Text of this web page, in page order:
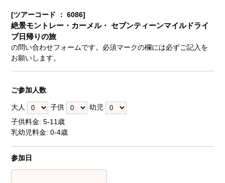
[ツアーコード ： 6086]
絶景モントレー・カーメル・ セブンティーンマイルドライ
ブ日帰りの旅
の問い合わせフォームです。必須マークの欄には必ずご記入を
お願いします。
ご参加人数
大人 子供
幼児
子供料金: 5-11歳
乳幼児料金: 0-4歳
参加日